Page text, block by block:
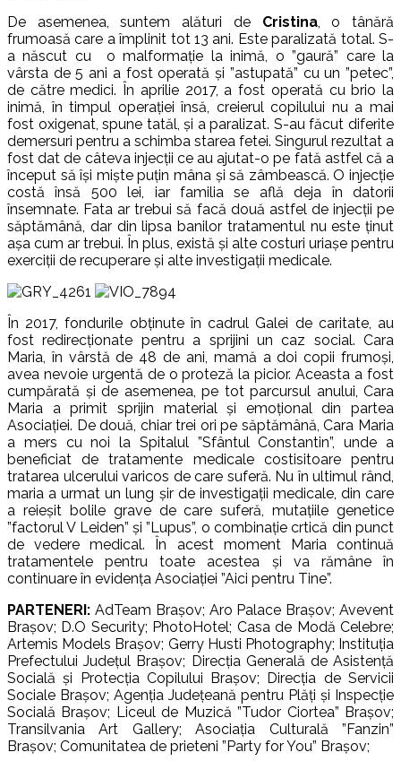
De asemenea, suntem alături de Cristina, o tânără
frumoasă care a împlinit tot 13 ani. Este paralizată total. S-
a născut cu o malformație la inimă, o ”gaură” care la
vârsta de 5 ani a fost operată și ”astupată” cu un ”petec”,
de către medici. În aprilie 2017, a fost operată cu brio la
inimă, în timpul operației însă, creierul copilului nu a mai
fost oxigenat, spune tatăl, și a paralizat. S-au făcut diferite
demersuri pentru a schimba starea fetei. Singurul rezultat a
fost dat de câteva injecții ce au ajutat-o pe fată astfel că a
început să își miște puțin mâna și să zâmbească. O injecție
costă însă 500 lei, iar familia se află deja în datorii
însemnate. Fata ar trebui să facă două astfel de injecții pe
săptămână, dar din lipsa banilor tratamentul nu este ținut
așa cum ar trebui. În plus, există și alte costuri uriașe pentru
exerciții de recuperare și alte investigații medicale.
În 2017, fondurile obținute în cadrul Galei de caritate, au
fost redirecționate pentru a sprijini un caz social. Cara
Maria, în vârstă de 48 de ani, mamă a doi copii frumoși,
avea nevoie urgentă de o proteză la picior. Aceasta a fost
cumpărată și de asemenea, pe tot parcursul anului, Cara
Maria a primit sprijin material și emoțional din partea
Asociației. De două, chiar trei ori pe săptămână, Cara Maria
a mers cu noi la Spitalul ”Sfântul Constantin”, unde a
beneficiat de tratamente medicale costisitoare pentru
tratarea ulcerului varicos de care suferă. Nu în ultimul rând,
maria a urmat un lung șir de investigații medicale, din care
a reieșit bolile grave de care suferă, mutațiile genetice
”factorul V Leiden” și ”Lupus”, o combinație crtică din punct
de vedere medical. În acest moment Maria continuă
tratamentele pentru toate acestea și va rămâne în
continuare în evidența Asociației ”Aici pentru Tine”.
PARTENERI: AdTeam Brașov; Aro Palace Brașov; Avevent
Brașov; D.O Security; PhotoHotel; Casa de Modă Celebre;
Artemis Models Brașov; Gerry Husti Photography; Instituția
Prefectului Județul Brașov; Direcția Generală de Asistență
Socială și Protecția Copilului Brașov; Direcția de Servicii
Sociale Brașov; Agenția Județeană pentru Plăți și Inspecție
Socială Brașov; Liceul de Muzică ”Tudor Ciortea” Brașov;
Transilvania Art Gallery; Asociația Culturală ”Fanzin”
Brașov; Comunitatea de prieteni ”Party for You” Brașov;